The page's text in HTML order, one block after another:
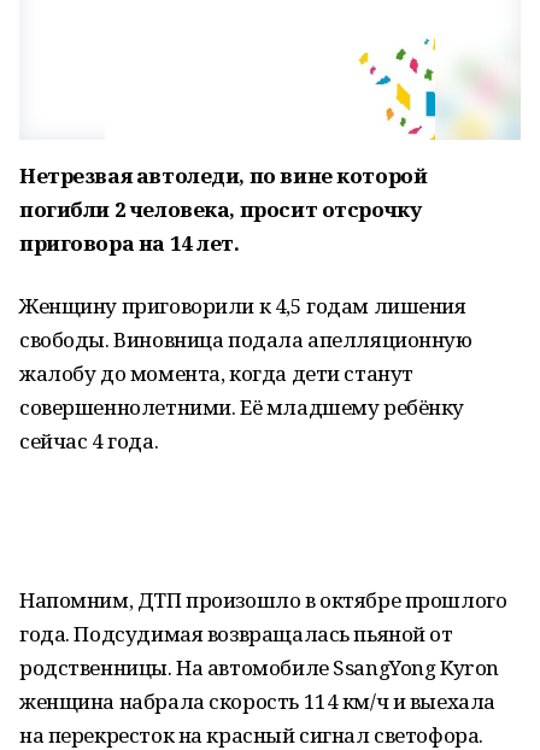
Нетрезвая автоледи, по вине которой
погибли 2 человека, просит отсрочку
приговора на 14 лет.
Женщину приговорили к 4,5 годам лишения
свободы. Виновница подала апелляционную
жалобу до момента, когда дети станут
совершеннолетними. Её младшему ребёнку
сейчас 4 года.
Напомним, ДТП произошло в октябре прошлого
года. Подсудимая возвращалась пьяной от
родственницы. На автомобиле SsangYong Kyron
женщина набрала скорость 114 км/ч и выехала
на перекресток на красный сигнал светофора.